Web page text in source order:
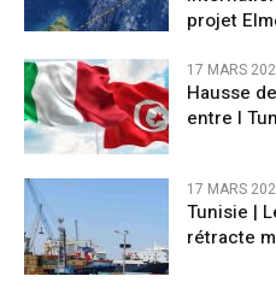
projet
17 MARS
Hausse
entre l
17 MARS
Tunisie |
rétracte